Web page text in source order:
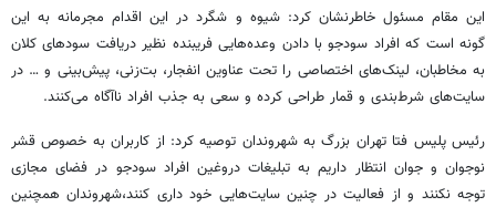
این مقام مسئول خاطرنشان کرد: شیوه و شگرد در این اقدام مجرمانه به این
گونه است که افراد سودجو با دادن وعده‌هایی فریبنده نظیر دریافت سودهای کلان
به مخاطبان، لینک‌های اختصاصی را تحت عناوین انفجار، بت‌زنی، پیش‌بینی و … در
سایت‌های شرط‌بندی و قمار طراحی کرده و سعی به جذب افراد ناآگاه می‌کنند.
رئیس پلیس فتا تهران بزرگ به شهروندان توصیه کرد: از کاربران به خصوص قشر
نوجوان و جوان انتظار داریم به تبلیغات دروغین افراد سودجو در فضای مجازی
توجه نکنند و از فعالیت در چنین سایت‌هایی خود داری کنند،شهروندان همچنین